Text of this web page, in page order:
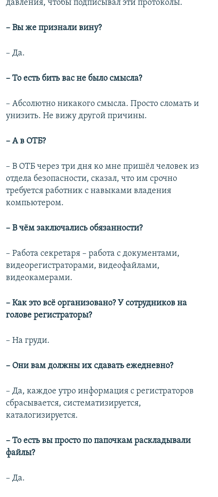
давления, чтобы подписывал эти протоколы.
– Вы же признали вину?
– Да.
– То есть бить вас не было смысла?
– Абсолютно никакого смысла. Просто сломать и
унизить. Не вижу другой причины.
– А в ОТБ?
– В ОТБ через три дня ко мне пришёл человек из
отдела безопасности, сказал, что им срочно
требуется работник с навыками владения
компьютером.
– В чём заключались обязанности?
– Работа секретаря – работа с документами,
видеорегистраторами, видеофайлами,
видеокамерами.
– Как это всё организовано? У сотрудников на
голове регистраторы?
– На груди.
– Они вам должны их сдавать ежедневно?
– Да, каждое утро информация с регистраторов
сбрасывается, систематизируется,
каталогизируется.
– То есть вы просто по папочкам раскладывали
файлы?
– Да.